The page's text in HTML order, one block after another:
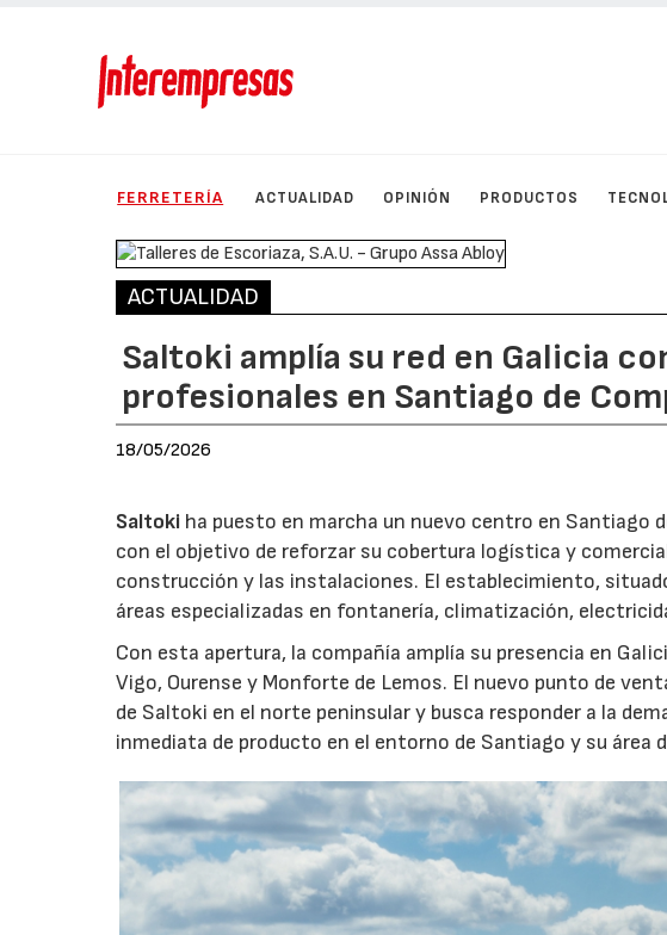
FERRETERÍA ACTUALIDAD OPINIÓN PRODUCTOS
ACTUALIDAD
Saltoki amplía su red en Galicia
profesionales en Santiago de
18/05/2026
Saltoki ha puesto en marcha un nuevo centro en Santiago
con el objetivo de reforzar su cobertura logística y
construcción y las instalaciones. El establecimiento,
áreas especializadas en fontanería, climatización,
Con esta apertura, la compañía amplía su presencia en
Vigo, Ourense y Monforte de Lemos. El nuevo punto de
de Saltoki en el norte peninsular y busca responder a la
inmediata de producto en el entorno de Santiago y su área